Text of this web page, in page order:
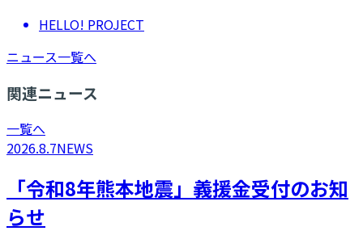
HELLO! PROJECT
ニュース一覧へ
関連ニュース
一覧へ
2026.8.7NEWS
「令和8年熊本地震」義援金受付のお知
らせ